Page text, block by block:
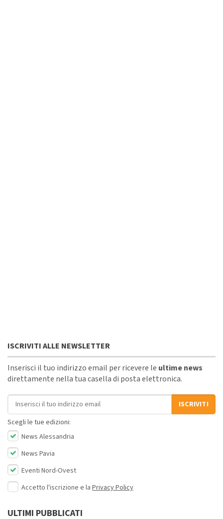
ISCRIVITI ALLE NEWSLETTER
Inserisci il tuo indirizzo email per ricevere le ultime news
direttamente nella tua casella di posta elettronica.
Indirizzo email
ISCRIVITI
Scegli le tue edizioni:
News Alessandria
News Pavia
Eventi Nord-Ovest
Accetto l'iscrizione e la Privacy Policy
ULTIMI PUBBLICATI